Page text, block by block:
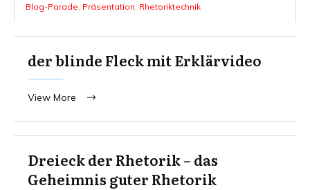
Blog-Parade Präsentation Rhetoriktechnik
der blinde Fleck mit Erklärvideo
View More
Dreieck der Rhetorik – das
Geheimnis guter Rhetorik